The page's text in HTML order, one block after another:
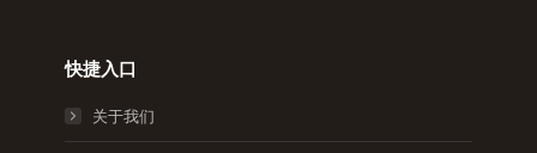
快捷入口
关于我们